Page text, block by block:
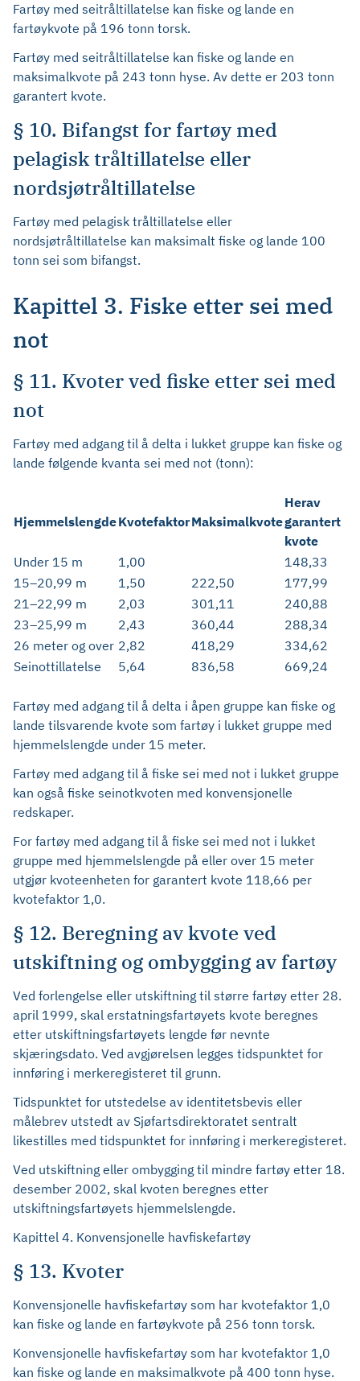
Fartøy med seitråltillatelse kan fiske og lande en
fartøykvote på 196 tonn torsk.
Fartøy med seitråltillatelse kan fiske og lande en
maksimalkvote på 243 tonn hyse. Av dette er 203 tonn
garantert kvote.
§ 10. Bifangst for fartøy med
pelagisk tråltillatelse eller
nordsjøtråltillatelse
Fartøy med pelagisk tråltillatelse eller
nordsjøtråltillatelse kan maksimalt fiske og lande 100
tonn sei som bifangst.
Kapittel 3. Fiske etter sei med
not
§ 11. Kvoter ved fiske etter sei med
not
Fartøy med adgang til å delta i lukket gruppe kan fiske og
lande følgende kvanta sei med not (tonn):
HjemmelslengdeKvotefaktorMaksimalkvote
Herav
garantert
kvote
Under 15 m
1,00
148,33
15–20,99 m
1,50 222,50
177,99
21–22,99 m
2,03 301,11
240,88
23–25,99 m
2,43 360,44
288,34
26 meter og over 2,82 418,29
334,62
Seinottillatelse
5,64 836,58 669,24
Fartøy med adgang til å delta i åpen gruppe kan fiske og
lande tilsvarende kvote som fartøy i lukket gruppe med
hjemmelslengde under 15 meter.
Fartøy med adgang til å fiske sei med not i lukket gruppe
kan også fiske seinotkvoten med konvensjonelle
redskaper.
For fartøy med adgang til å fiske sei med not i lukket
gruppe med hjemmelslengde på eller over 15 meter
utgjør kvoteenheten for garantert kvote 118,66 per
kvotefaktor 1,0.
§ 12. Beregning av kvote ved
utskiftning og ombygging av fartøy
Ved forlengelse eller utskiftning til større fartøy etter 28.
april 1999, skal erstatningsfartøyets kvote beregnes
etter utskiftningsfartøyets lengde før nevnte
skjæringsdato. Ved avgjørelsen legges tidspunktet for
innføring i merkeregisteret til grunn.
Tidspunktet for utstedelse av identitetsbevis eller
målebrev utstedt av Sjøfartsdirektoratet sentralt
likestilles med tidspunktet for innføring i merkeregisteret.
Ved utskiftning eller ombygging til mindre fartøy etter 18.
desember 2002, skal kvoten beregnes etter
utskiftningsfartøyets hjemmelslengde.
Kapittel 4. Konvensjonelle havfiskefartøy
§ 13. Kvoter
Konvensjonelle havfiskefartøy som har kvotefaktor 1,0
kan fiske og lande en fartøykvote på 256 tonn torsk.
Konvensjonelle havfiskefartøy som har kvotefaktor 1,0
kan fiske og lande en maksimalkvote på 400 tonn hyse.